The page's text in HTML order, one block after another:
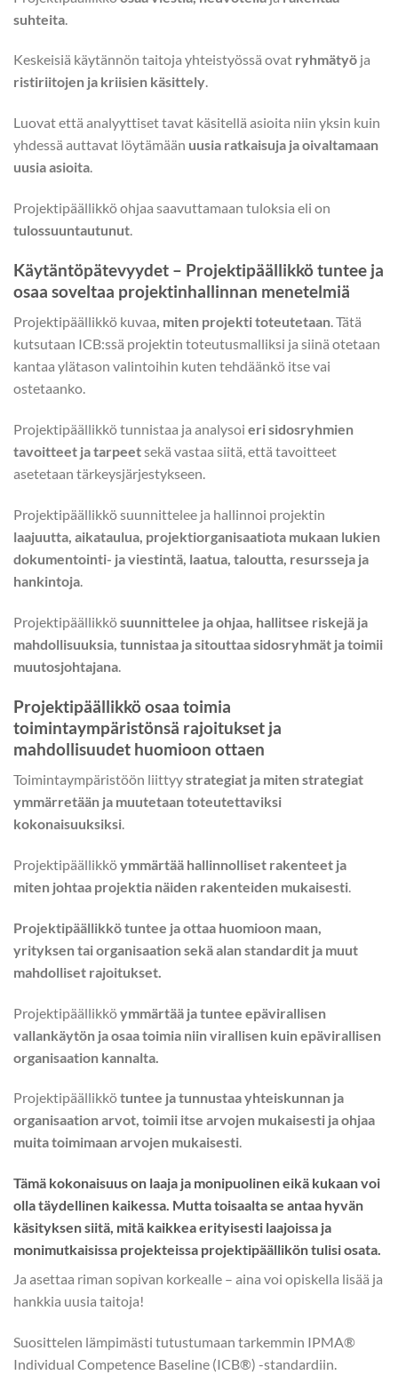
suhteita
Keskeisiä käytännön taitoja yhteistyössä ovat ryhmätyö ja
ristiriitojen ja kriisien käsittely.
Luovat että analyyttiset tavat käsitellä asioita niin yksin kuin
yhdessä auttavat löytämään uusia ratkaisuja ja oivaltamaan
uusia asioita.
Projektipäällikkö ohjaa saavuttamaan tuloksia eli on
tulossuuntautunut.
Käytäntöpätevyydet – Projektipäällikkö tuntee ja
osaa soveltaa projektinhallinnan menetelmiä
Projektipäällikkö kuvaa, miten projekti toteutetaan. Tätä
kutsutaan ICB:ssä projektin toteutusmalliksi ja siinä otetaan
kantaa ylätason valintoihin kuten tehdäänkö itse vai
ostetaanko.
Projektipäällikkö tunnistaa ja analysoi eri sidosryhmien
tavoitteet ja tarpeetsekä vastaa siitä, että tavoitteet
asetetaan tärkeysjärjestykseen.
Projektipäällikkö suunnittelee ja hallinnoi projektin
laajuutta, aikataulua, projektiorganisaatiota mukaan lukien
dokumentointi- ja viestintä, laatua, taloutta, resursseja ja
hankintoja.
Projektipäällikkösuunnittelee ja ohjaa, hallitsee riskejä ja
mahdollisuuksia, tunnistaa ja sitouttaa sidosryhmät ja toimii
muutosjohtajana
Projektipäällikkö osaa toimia
toimintaympäristönsä rajoitukset ja
mahdollisuudet huomioon ottaen
Toimintaympäristöön liittyystrategiat ja miten strategiat
ymmärretään ja muutetaan toteutettaviksi
kokonaisuuksiksi.
Projektipäällikköymmärtää hallinnolliset rakenteet ja
miten johtaa projektia näiden rakenteiden mukaisesti.
Projektipäällikkö tuntee ja ottaa huomioon maan,
yrityksen tai organisaation sekä alan standardit ja muut
mahdolliset rajoitukset.
Projektipäällikköymmärtää ja tuntee epävirallisen
vallankäytön ja osaa toimia niin virallisen kuin epävirallisen
organisaation kannalta.
Projektipäällikkötuntee ja tunnustaa yhteiskunnan ja
organisaation arvot, toimii itse arvojen mukaisesti ja ohjaa
muita toimimaan arvojen mukaisesti.
Tämä kokonaisuus on laaja ja monipuolinen eikä kukaan voi
olla täydellinen kaikessa. Mutta toisaalta se antaa hyvän
käsityksen siitä, mitä kaikkea erityisesti laajoissa ja
monimutkaisissa projekteissa projektipäällikön tulisi osata.
Ja asettaa riman sopivan korkealle – aina voi opiskella lisää ja
hankkia uusia taitoja!
Suosittelen lämpimästi tutustumaan tarkemmin IPMA®
Individual Competence Baseline (ICB®) -standardiin.